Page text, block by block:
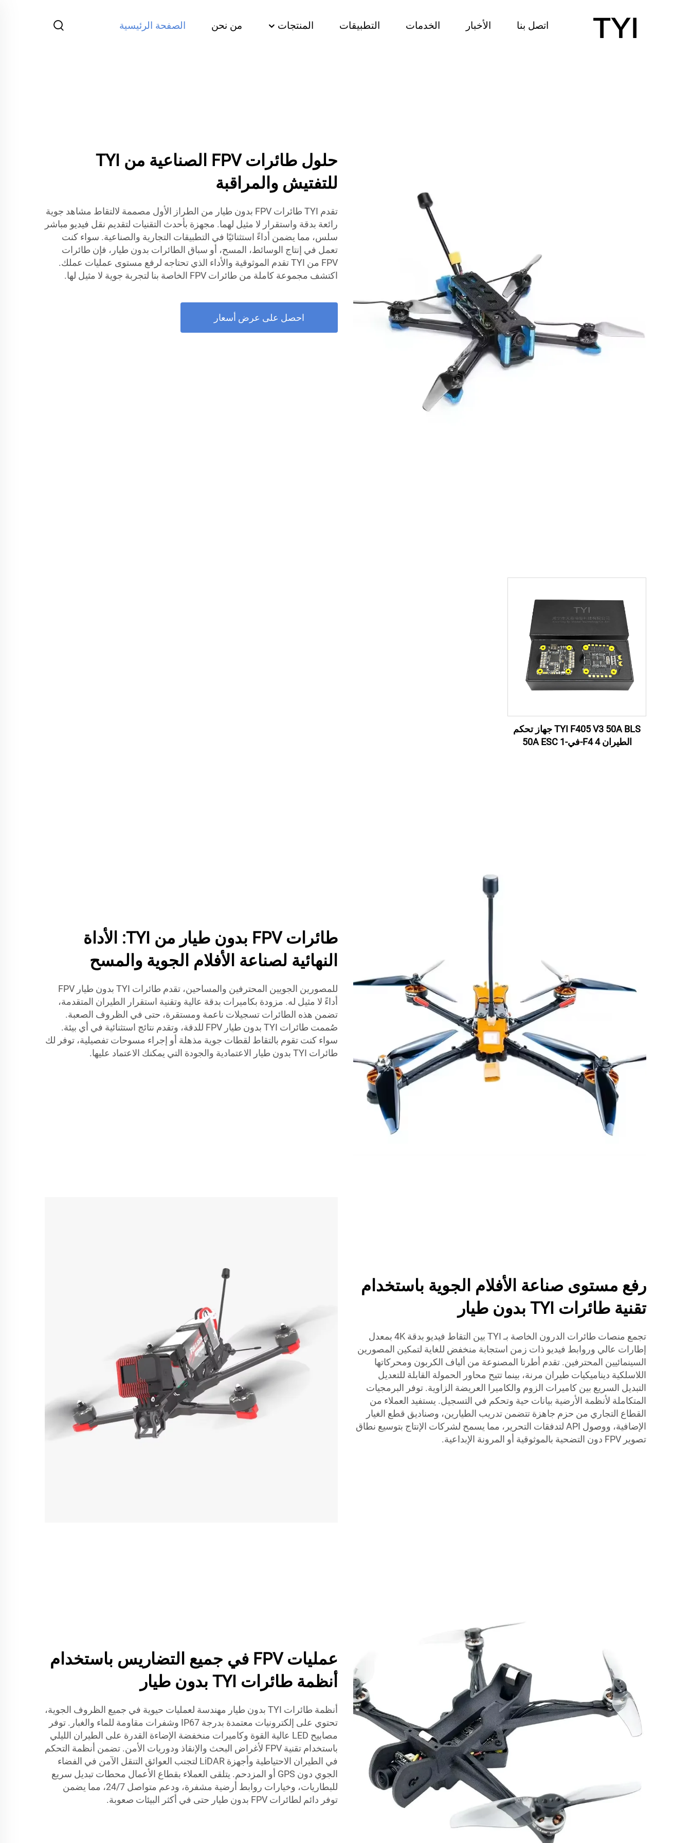
الصفحة الرئيسية من نحن المنتجات التطبيقات الخدمات الأخبار اتصل بنا
حلول طائرات FPV الصناعية من TYI
للتفتيش والمراقبة
تقدم TYI طائرات FPV بدون طيار من الطراز الأول مصممة لالتقاط مشاهد جوية
رائعة بدقة واستقرار لا مثيل لهما. مجهزة بأحدث التقنيات لتقديم نقل فيديو مباشر
سلس، مما يضمن أداءً استثنائيًا في التطبيقات التجارية والصناعية. سواء كنت
تعمل في إنتاج الوسائط، المسح، أو سباق الطائرات بدون طيار، فإن طائرات
FPV من TYI تقدم الموثوقية والأداء الذي تحتاجه لرفع مستوى عمليات عملك.
اكتشف مجموعة كاملة من طائرات FPV الخاصة بنا لتجربة جوية لا مثيل لها.
احصل على عرض أسعار
TYI F405 V3 50A BLS جهاز تحكم
الطيران F4 4-في-1 50A ESC
طائرات FPV بدون طيار من TYI: الأداة
النهائية لصناعة الأفلام الجوية والمسح
للمصورين الجويين المحترفين والمساحين، تقدم طائرات TYI بدون طيار FPV
أداءً لا مثيل له. مزودة بكاميرات بدقة عالية وتقنية استقرار الطيران المتقدمة،
تضمن هذه الطائرات تسجيلات ناعمة ومستقرة، حتى في الظروف الصعبة.
صُممت طائرات TYI بدون طيار FPV للدقة، وتقدم نتائج استثنائية في أي بيئة.
سواء كنت تقوم بالتقاط لقطات جوية مذهلة أو إجراء مسوحات تفصيلية، توفر لك
طائرات TYI بدون طيار الاعتمادية والجودة التي يمكنك الاعتماد عليها.
رفع مستوى صناعة الأفلام الجوية باستخدام
تقنية طائرات TYI بدون طيار
تجمع منصات طائرات الدرون الخاصة بـ TYI بين التقاط فيديو بدقة 4K بمعدل
إطارات عالي وروابط فيديو ذات زمن استجابة منخفض للغاية لتمكين المصورين
السينمائيين المحترفين. تقدم أطرنا المصنوعة من ألياف الكربون ومحركاتها
اللاسلكية ديناميكيات طيران مرنة، بينما تتيح محاور الحمولة القابلة للتعديل
التبديل السريع بين كاميرات الزوم والكاميرا العريضة الزاوية. توفر البرمجيات
المتكاملة لأنظمة الأرضية بيانات حية وتحكم في التسجيل. يستفيد العملاء من
القطاع التجاري من حزم جاهزة تتضمن تدريب الطيارين، وصناديق قطع الغيار
الإضافية، ووصول API لتدفقات التحرير، مما يسمح لشركات الإنتاج بتوسيع نطاق
تصوير FPV دون التضحية بالموثوقية أو المرونة الإبداعية.
عمليات FPV في جميع التضاريس باستخدام
أنظمة طائرات TYI بدون طيار
أنظمة طائرات TYI بدون طيار مهندسة لعمليات حيوية في جميع الظروف الجوية،
تحتوي على إلكترونيات معتمدة بدرجة IP67 وشفرات مقاومة للماء والغبار. توفر
مصابيح LED عالية القوة وكاميرات منخفضة الإضاءة القدرة على الطيران الليلي
باستخدام تقنية FPV لأغراض البحث والإنقاذ ودوريات الأمن. تضمن أنظمة التحكم
في الطيران الاحتياطية وأجهزة LiDAR لتجنب العوائق التنقل الآمن في الفضاء
الجوي دون GPS أو المزدحم. يتلقى العملاء بقطاع الأعمال محطات تبديل سريع
للبطاريات، وخيارات روابط أرضية مشفرة، ودعم متواصل 24/7، مما يضمن
توفر دائم لطائرات FPV بدون طيار حتى في أكثر البيئات صعوبة.